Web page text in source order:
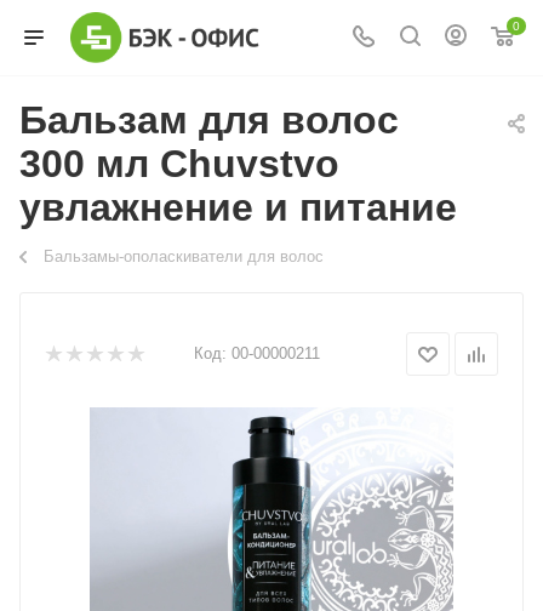
0
Бальзам для волос
300 мл Chuvstvo
увлажнение и питание
Бальзамы-ополаскиватели для волос
Код: 00-00000211